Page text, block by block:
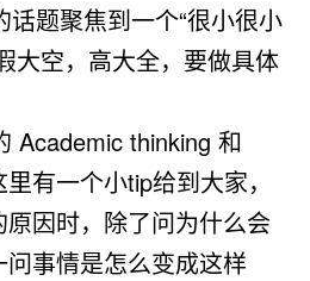
题聚焦到一个“很小很小
大空，高大全，要做具体
Academic thinking 和
有一个小tip给到大家，
因时，除了问为什么会
事情是怎么变成这样